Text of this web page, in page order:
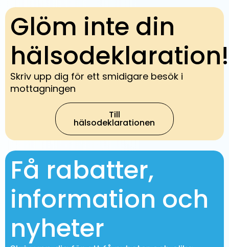
Glöm inte din
hälsodeklaration!
Skriv upp dig för ett smidigare besök i
mottagningen
Till
hälsodeklarationen
Få rabatter,
information och
nyheter